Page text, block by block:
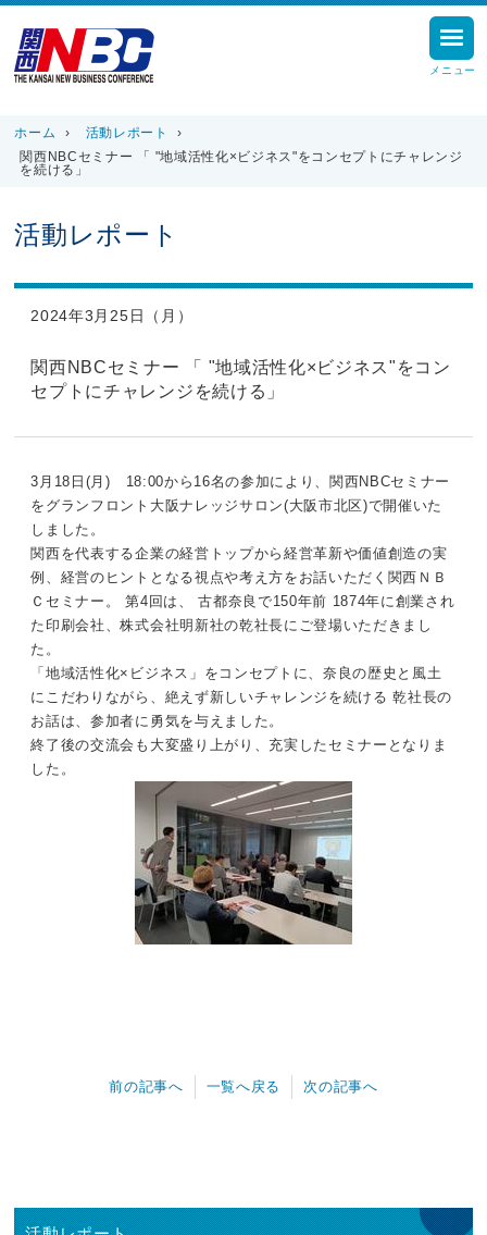
メニュー
ホーム › 活動レポート
›
関西NBCセミナー 「 "地域活性化×ビジネス"をコンセプトにチャレンジ
を続ける」
活動レポート
2024年3月25日（月）
関西NBCセミナー 「 "地域活性化×ビジネス"をコン
セプトにチャレンジを続ける」
3月18日(月) 18:00から16名の参加により、関西NBCセミナー
をグランフロント大阪ナレッジサロン(大阪市北区)で開催いた
しました。
関西を代表する企業の経営トップから経営革新や価値創造の実
例、経営のヒントとなる視点や考え方をお話いただく関西ＮＢ
Ｃセミナー。 第4回は、 古都奈良で150年前 1874年に創業され
た印刷会社、株式会社明新社の乾社長にご登場いただきまし
た。
「地域活性化×ビジネス」をコンセプトに、奈良の歴史と風土
にこだわりながら、絶えず新しいチャレンジを続ける 乾社長の
お話は、参加者に勇気を与えました。
終了後の交流会も大変盛り上がり、充実したセミナーとなりま
した。
前の記事へ 一覧へ戻る 次の記事へ